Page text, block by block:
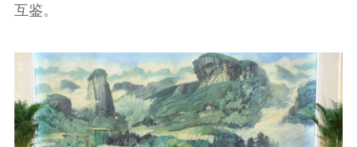
文化人才
紫金人才 职称评审
数据资源
互鉴。